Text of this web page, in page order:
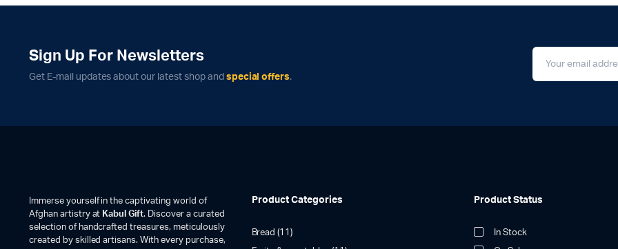
Sign Up For Newsletters
Get E-mail updates about our latest shop and special offers.
Immerse yourself in the captivating world of
Afghan artistry at Kabul Gift. Discover a curated
selection of handcrafted treasures, meticulously
created by skilled artisans. With every purchase,
Product Categories
Bread (11)
Product Status
In Stock